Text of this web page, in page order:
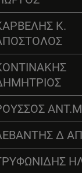
Κ.
Δ